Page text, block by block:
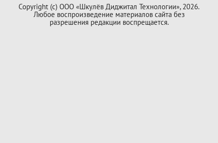
Copyright (с) ООО «Шкулёв Диджитал Технологии», 2026.
Любое воспроизведение материалов сайта без
разрешения редакции воспрещается.